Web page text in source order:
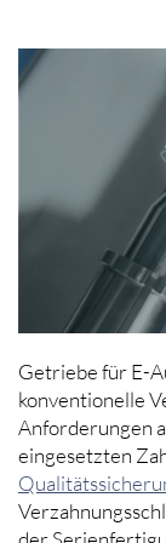
Getriebe für E-
konventionelle
Anforderungen
eingesetzten